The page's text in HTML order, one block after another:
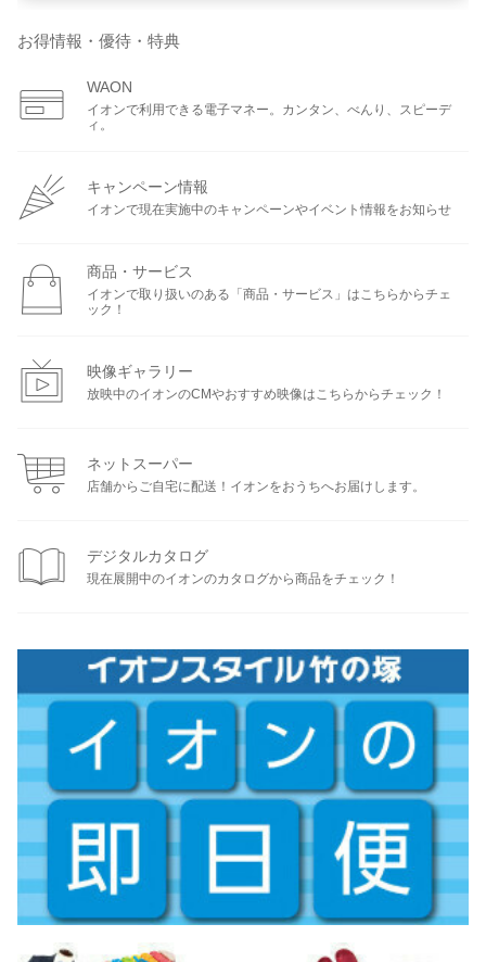
お得情報・優待・特典
WAON
イオンで利用できる電子マネー。カンタン、べんり、スピーデ
ィ。
キャンペーン情報
イオンで現在実施中のキャンペーンやイベント情報をお知らせ
商品・サービス
イオンで取り扱いのある「商品・サービス」はこちらからチェ
ック！
映像ギャラリー
放映中のイオンのCMやおすすめ映像はこちらからチェック！
ネットスーパー
店舗からご自宅に配送！イオンをおうちへお届けします。
デジタルカタログ
現在展開中のイオンのカタログから商品をチェック！